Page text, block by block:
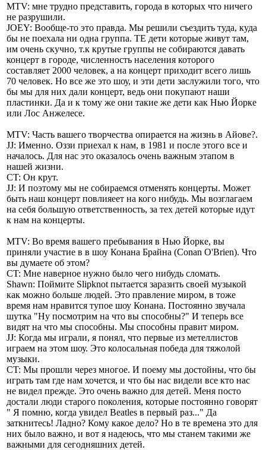
MTV: мне трудно представить, города в которых что ничего
не разрушили.
JOEY: Вообще-то это правда. Мы решили съездить туда, куда
бы не поехала ни одна группа. ТЕ дети которые живут там,
им очень скучно, т.к крутые группы не собираются давать
концерт в городе, численность населения которого
составляет 2000 человек, а на концерт приходит всего лишь
70 человек. Но все же это шоу, и эти дети заслужили того, что
бы мы для них дали концерт, ведь они покупают наши
пластинки. Да и к тому же они такие же дети как Нью Йорке
или Лос Анжелесе.
MTV: Часть вашего творчества опирается на жизнь в Айове?.
JJ: Именно. Оззи приехал к нам, в 1981 и после этого все и
началось. Для нас это оказалось очень важным этапом в
нашей жизни.
CT: Он крут.
JJ: И поэтому мы не собираемся отменять концерты. Может
быть наш концерт повлияеет на кого нибудь. Мы возглагаем
на себя большую ответственность, за тех детей которые идут
к нам на концерты.
MTV: Во время вашего пребывания в Нью Йорке, вы
приняли участие в в шоу Конана Брайна (Conan O'Brien). Что
вы думаете об этом?
CT: Мне наверное нужно было чего нибудь сломать.
Shawn: Поймите Slipknot пытается заразить своей музыкой
как можно больше людей. Это правление миром, в тоже
время нам нравится тупое шоу Конана. Постоянно звучала
шутка "Ну посмотрим на что вы способны?" И теперь все
видят на что мы способны. Мы способны правит миром.
JJ: Когда мы играли, я понял, что первые из метеллистов
играем на этом шоу. Это колосальная победа для тяжолой
музыки.
CT: Мы прошли через многое. И поему мы достойны, что бы
играть там где нам хочется, и что бы нас видели все кто нас
не видел прежде. Это очень важно для детей. Меня посто
достали люди старого поколения, которые постоянно говорят
" Я помню, когда увидел Beatles в первый раз..." Да
заткнитесь! Ладно? Кому какое дело? Но в те времена это для
них было важно, и вот я надеюсь, что мы станем такими же
важными для сегодняшних детей.